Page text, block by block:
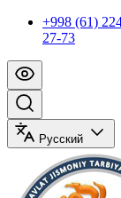
+998 (61)
27-73
Русский